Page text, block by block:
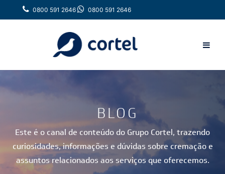
0800 591 2646 0800 591 2646
BLOG
Este é o canal de conteúdo do Grupo Cortel, trazendo
curiosidades, informações e dúvidas sobre cremação e
assuntos relacionados aos serviços que oferecemos.